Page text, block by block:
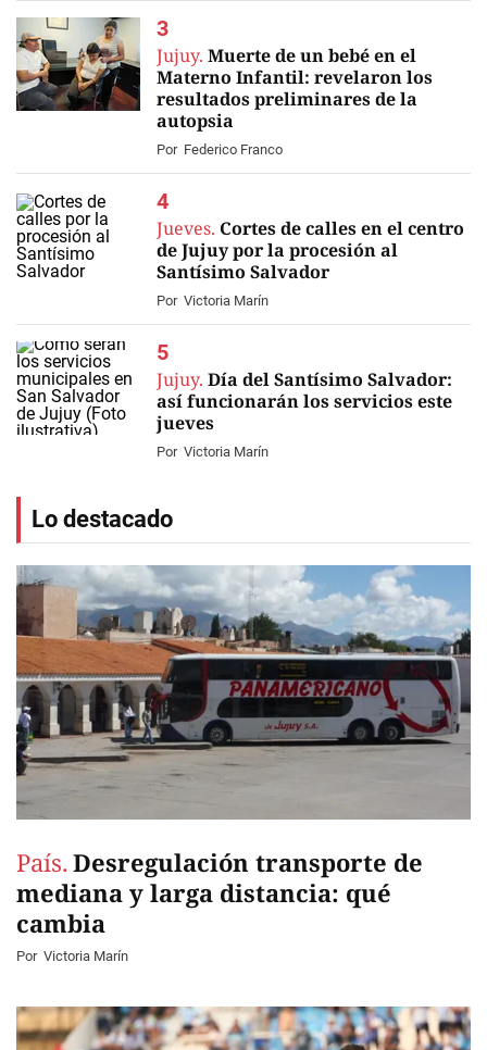
Jujuy. Muerte de un bebé en el
Materno Infantil: revelaron los
resultados preliminares de la
autopsia
Por Federico Franco
Jueves. Cortes de calles en el centro
de Jujuy por la procesión al
Santísimo Salvador
Por Victoria Marín
Jujuy. Día del Santísimo Salvador:
así funcionarán los servicios este
jueves
Por Victoria Marín
Lo destacado
País. Desregulación transporte de
mediana y larga distancia: qué
cambia
Por Victoria Marín